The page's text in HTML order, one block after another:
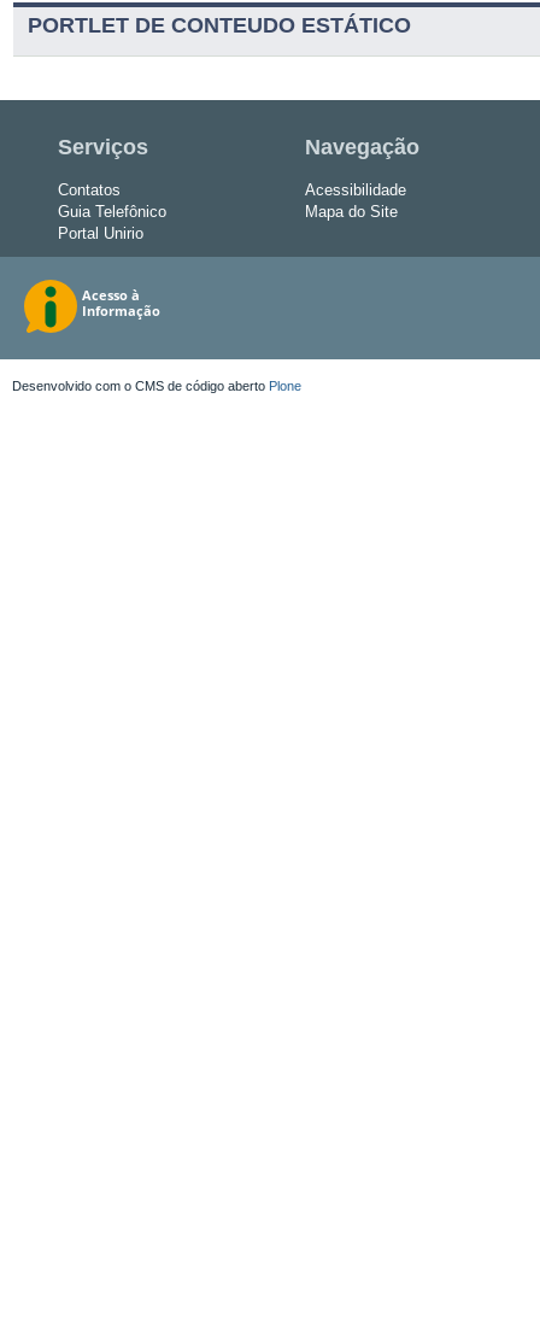
PORTLET DE CONTEUDO ESTÁTICO
Serviços
Contatos
Guia Telefônico
Portal Unirio
Navegação
Acessibilidade
Mapa do Site
Desenvolvido com o CMS de código aberto Plone